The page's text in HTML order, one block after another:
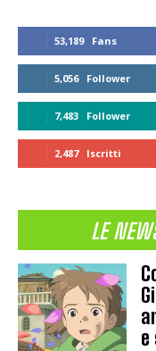
53,189 Fans
5,056 Follower
7,483 Follower
2,487 Iscritti
LE